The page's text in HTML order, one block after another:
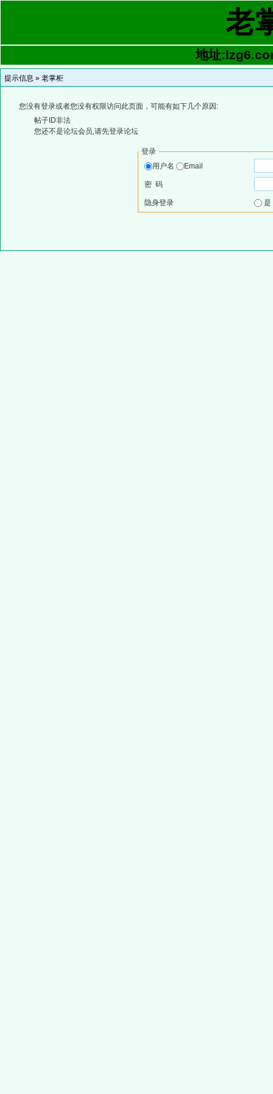
老
地址
提示信息 » 老掌柜
您没有登录或者您没有权限访问此页面，可能有如下几个原因:
帖子ID非法
您还不是论坛会员,请先登录论坛
登录
用户名
Email
密 码
隐身登录